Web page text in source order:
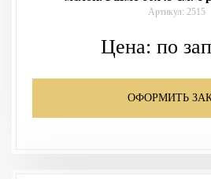
Артикул: 2515
Цена: по
ОФОРМИТЬ